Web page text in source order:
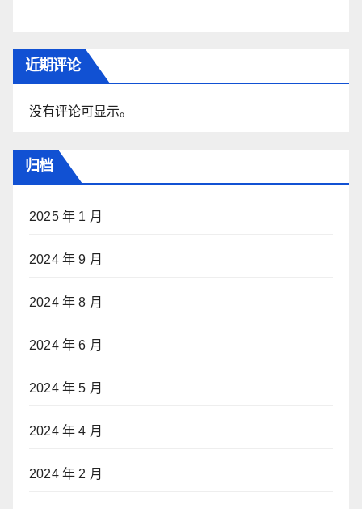
近期评论
没有评论可显示。
归档
2025 年 1 月
2024 年 9 月
2024 年 8 月
2024 年 6 月
2024 年 5 月
2024 年 4 月
2024 年 2 月